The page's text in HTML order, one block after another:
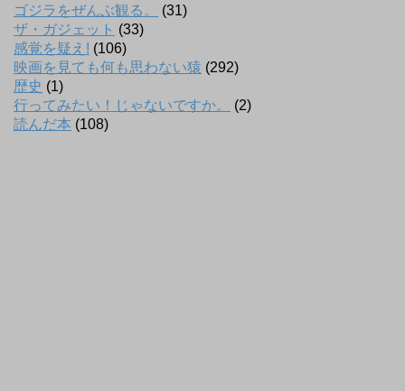
ゴジラをぜんぶ観る。
(31)
ザ・ガジェット (33)
感覚を疑え! (106)
映画を見ても何も思わない猿 (292)
歴史 (1)
行ってみたい！じゃないですか。
(2)
読んだ本 (108)